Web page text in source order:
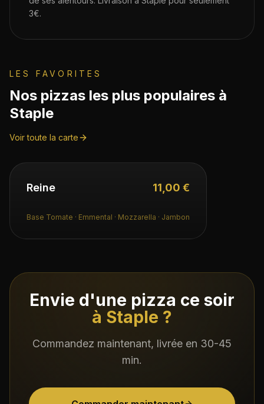
3€.
LES FAVORITES
Nos pizzas les plus populaires à
Staple
Voir toute la carte
Reine 11,00 €
Base Tomate · Emmental · Mozzarella · Jambon
Envie d'une pizza ce soir
à Staple ?
Commandez maintenant, livrée en 30-45
min.